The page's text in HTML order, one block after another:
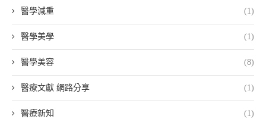
醫學減重 (1)
醫學美學 (1)
醫學美容 (8)
醫療文獻 網路分享 (1)
醫療新知 (1)